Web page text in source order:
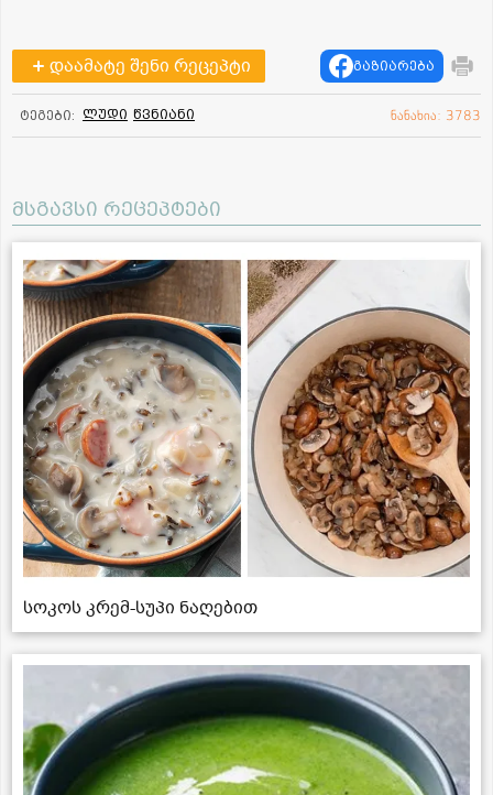
დაამატე შენი რეცეპტი გაზიარება
ტეგები: ლუდი წვნიანი ნანახია: 3783
მსგავსი რეცეპტები
სოკოს კრემ-სუპი ნაღებით